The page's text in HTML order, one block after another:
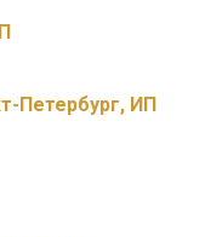
Петербург, ИП